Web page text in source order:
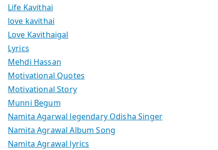
Life Kavithai
love kavithai
Love Kavithaigal
Lyrics
Mehdi Hassan
Motivational Quotes
Motivational Story
Munni Begum
Namita Agarwal legendary Odisha Singer
Namita Agrawal Album Song
Namita Agrawal lyrics